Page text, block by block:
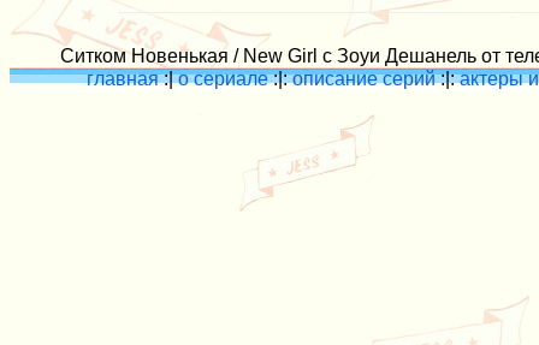
Ситком Новенькая / New Girl с Зоуи Дешанель от
главная:|о сериале:|:описание серий:|:актеры